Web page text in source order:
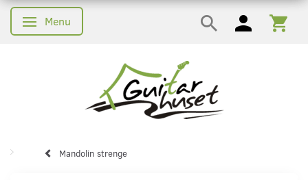
Skifte navigation
Menu
Mandolin strenge